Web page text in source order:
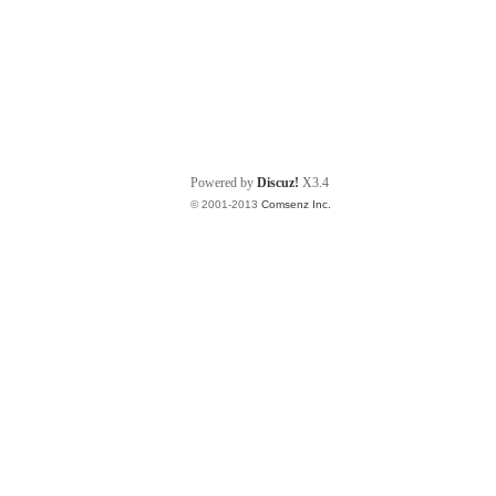
Powered by Discuz! X3.4
© 2001-2013 Comsenz Inc.